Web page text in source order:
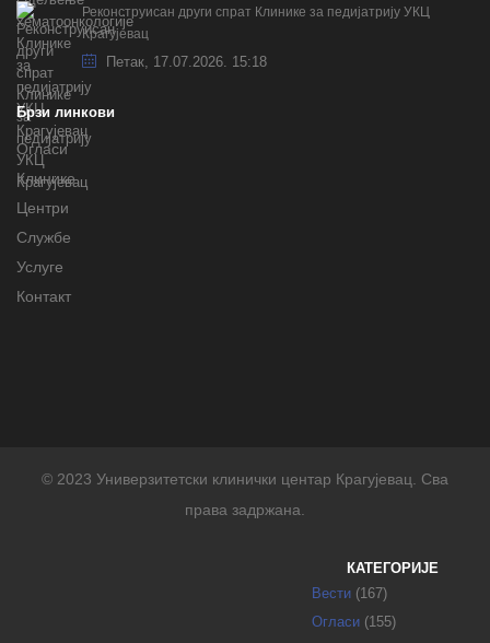
Реконструисан други спрат Клинике за педијатрију УКЦ
Крагујевац
Петак, 17.07.2026. 15:18
Брзи линкови
Огласи
Клинике
Центри
Службе
Услуге
Контакт
© 2023 Универзитетски клинички центар Крагујевац. Сва
права задржана.
КАТЕГОРИЈЕ
Вести (167)
Огласи (155)